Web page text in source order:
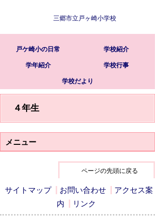
三郷市立戸ヶ崎小学校
戸ケ崎小の日常 学校紹介
学年紹介 学校行事
学校だより
４年生
メニュー
ページの先頭に戻る
サイトマップ お問い合わせ
アクセス案
内
リンク